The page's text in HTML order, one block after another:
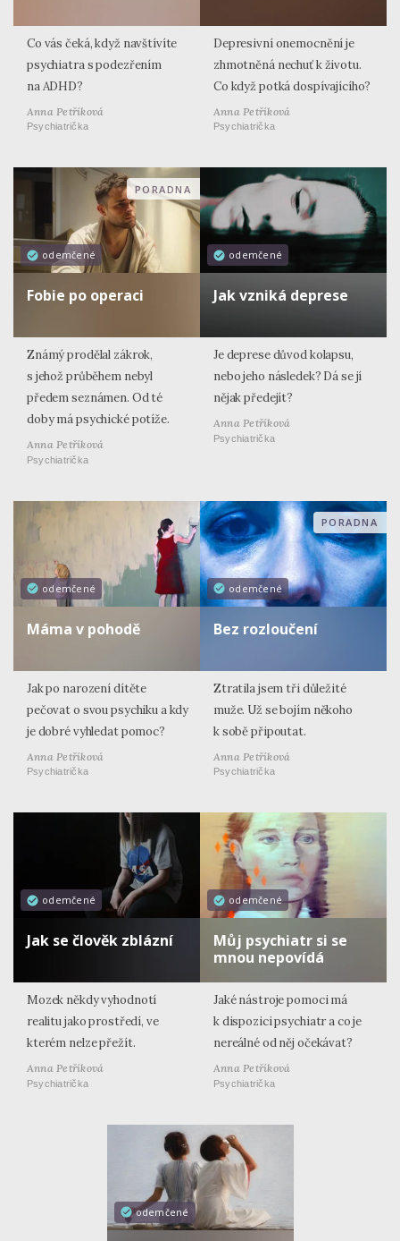
Co vás čeká, když navštívíte
psychiatra s podezřením
na ADHD?
Anna Petříková
Psychiatrička
Depresivní onemocnění je
zhmotněná nechuť k životu.
Co když potká dospívajícího?
Anna Petříková
Psychiatrička
odemčené
PORADNA
Fobie po operaci
Známý prodělal zákrok,
s jehož průběhem nebyl
předem seznámen. Od té
doby má psychické potíže.
Anna Petříková
Psychiatrička
odemčené
Jak vzniká deprese
Je deprese důvod kolapsu,
nebo jeho následek? Dá se jí
nějak předejít?
Anna Petříková
Psychiatrička
odemčené
Máma v pohodě
Jak po narození dítěte
pečovat o svou psychiku a kdy
je dobré vyhledat pomoc?
Anna Petříková
Psychiatrička
odemčené
PORADNA
Bez rozloučení
Ztratila jsem tři důležité
muže. Už se bojím někoho
k sobě připoutat.
Anna Petříková
Psychiatrička
odemčené
Jak se člověk zblázní
Mozek někdy vyhodnotí
realitu jako prostředí, ve
kterém nelze přežít.
Anna Petříková
Psychiatrička
odemčené
Můj psychiatr si se
mnou nepovídá
Jaké nástroje pomoci má
k dispozici psychiatr a co je
nereálné od něj očekávat?
Anna Petříková
Psychiatrička
odemčené